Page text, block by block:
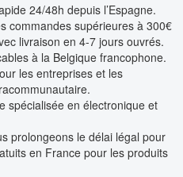
24/48h depuis l’Espagne.
commandes supérieures à 300€
livraison en 4-7 jours ouvrés.
à la Belgique francophone.
les entreprises et les
spécialisée en électronique et
prolongeons le délai légal pour
en France pour les produits